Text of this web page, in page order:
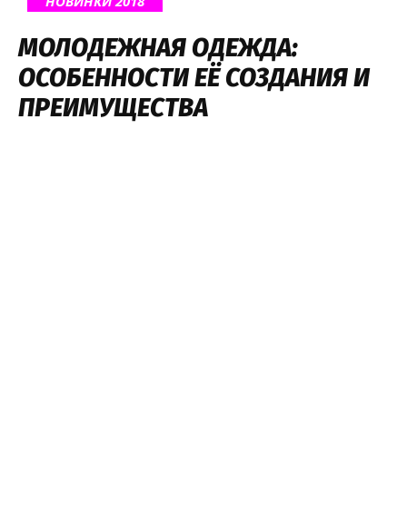
МОЛОДЕЖНАЯ ОДЕЖДА:
ОСОБЕННОСТИ ЕЁ СОЗДАНИЯ И
ПРЕИМУЩЕСТВА